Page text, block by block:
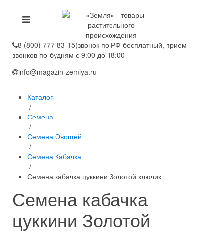
8 (800) 777-83-15(звонок по РФ бесплатный, прием
звонков по-будням с 9:00 до 18:00
info@magazin-zemlya.ru
Каталог
/
Семена
/
Семена Овощей
/
Семена Кабачка
/
Семена кабачка цуккини Золотой ключик
Семена кабачка
цуккини Золотой